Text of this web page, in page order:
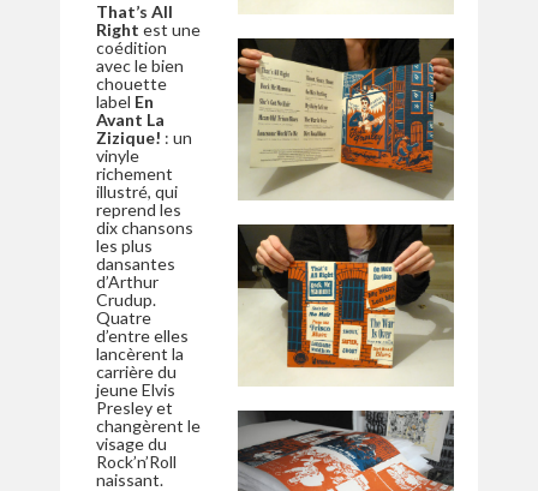
That’s All
Right est une
coédition
avec le bien
chouette
label En
Avant La
Zizique! : un
vinyle
richement
illustré, qui
reprend les
dix chansons
les plus
dansantes
d’Arthur
Crudup.
Quatre
d’entre elles
lancèrent la
carrière du
jeune Elvis
Presley et
changèrent le
visage du
Rock’n’Roll
naissant.